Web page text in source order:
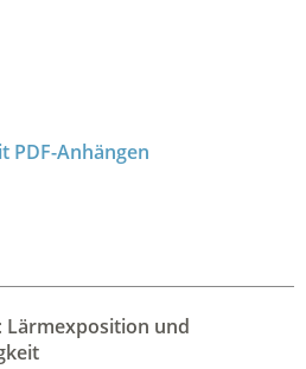
PDF-Anhängen
Lärmexposition und